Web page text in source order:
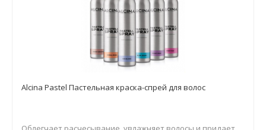
Alcina Pastel Пастельная краска-спрей для волос